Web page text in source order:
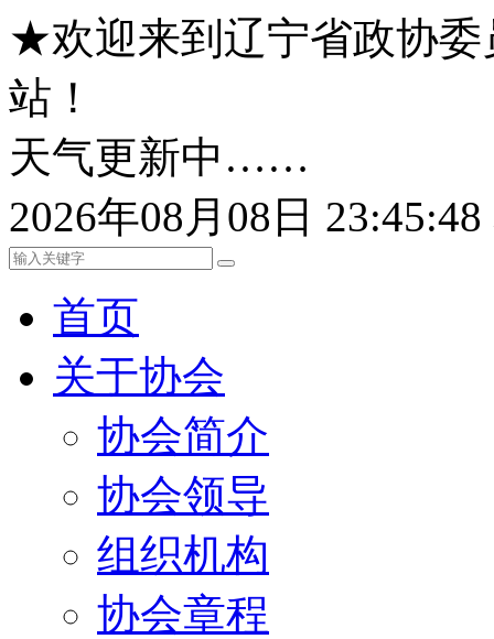
★欢迎来到辽宁省政协委
站！
天气更新中……
2026年08月08日
首页
关于协会
协会简介
协会领导
组织机构
协会章程